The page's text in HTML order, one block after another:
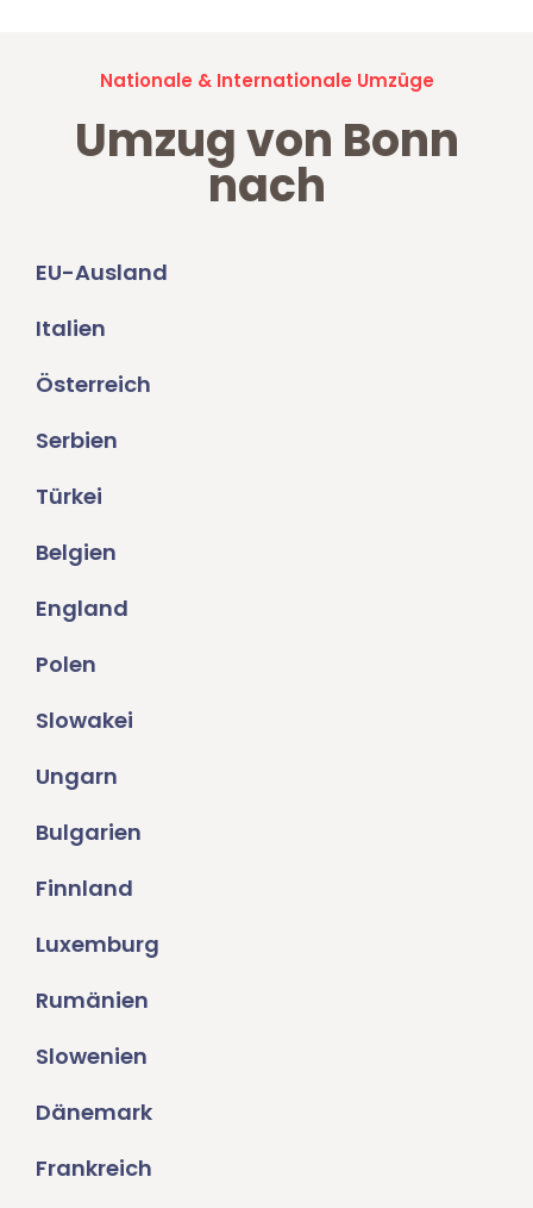
Nationale & Internationale Umzüge
Umzug von Bonn
nach
EU-Ausland
Italien
Österreich
Serbien
Türkei
Belgien
England
Polen
Slowakei
Ungarn
Bulgarien
Finnland
Luxemburg
Rumänien
Slowenien
Dänemark
Frankreich